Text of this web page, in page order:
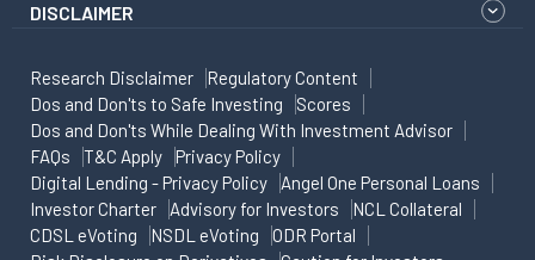
DISCLAIMER
Research Disclaimer
Regulatory Content
Dos and Don'ts to Safe Investing
Scores
Dos and Don'ts While Dealing With Investment Advisor
FAQs
T&C Apply
Privacy Policy
Digital Lending - Privacy Policy
Angel One Personal Loans
Investor Charter
Advisory for Investors
NCL Collateral
CDSL eVoting
NSDL eVoting
ODR Portal